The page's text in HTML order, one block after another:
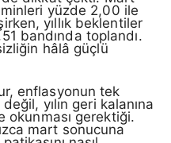
yüzde 2,00 ile
yıllık beklentiler
bandında toplandı.
hâlâ güçlü
enflasyonun tek
yılın geri kalanına
gerektiği.
mart sonucuna